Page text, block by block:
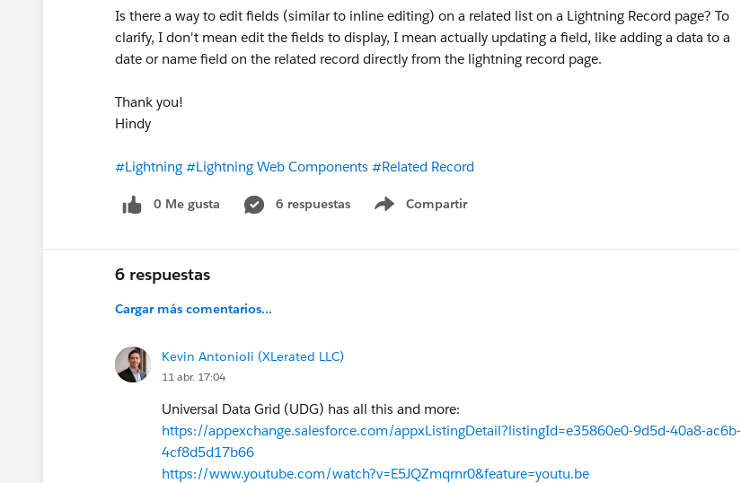
Is there a way to edit fields (similar to inline editing) on a related list on a Lightning Record page? To
clarify, I don't mean edit the fields to display, I mean actually updating a field, like adding a data to a
date or name field on the related record directly from the lightning record page.
Thank you!
Hindy
#Lightning #Lightning Web Components #Related Record
0 Me gusta 6 respuestas Compartir
Show menu
6 respuestas
Cargar más comentarios...
Kevin Antonioli (XLerated LLC)
11 abr. 17:04
Universal Data Grid (UDG) has all this and more:
https://appexchange.salesforce.com/appxListingDetail?listingId=e35860e0-9d5d-40a8-ac6b-
4cf8d5d17b66
https://www.youtube.com/watch?v=E5JQZmqrnr0&feature=youtu.be